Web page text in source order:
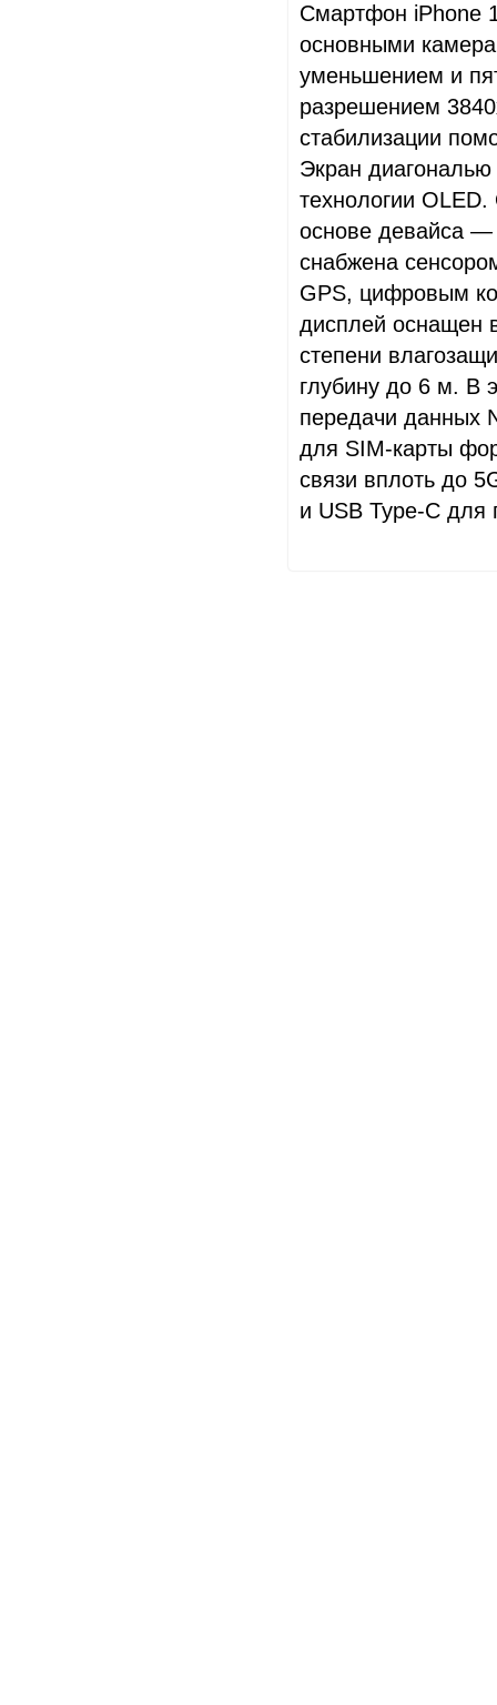
Смартфон iPhone
основными
уменьшением и
разрешением
стабилизации
Экран
технологии
основе девайса
снабжена
GPS, цифровым
дисплей оснащен
степени
глубину до 6 м. В
передачи данных
для SIM-карты
связи вплоть до
и USB Type-C для